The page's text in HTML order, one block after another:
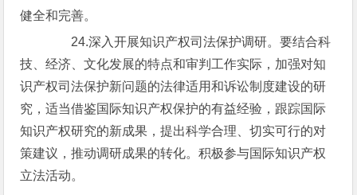
健全和完善。
24.深入开展知识产权司法保护调研。要结合科
技、经济、文化发展的特点和审判工作实际，加强对知
识产权司法保护新问题的法律适用和诉讼制度建设的研
究，适当借鉴国际知识产权保护的有益经验，跟踪国际
知识产权研究的新成果，提出科学合理、切实可行的对
策建议，推动调研成果的转化。积极参与国际知识产权
立法活动。